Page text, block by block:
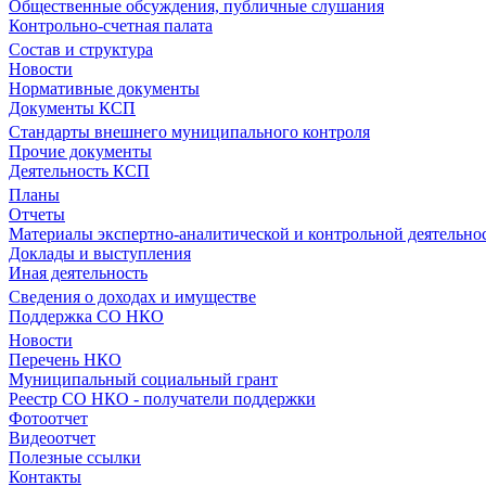
Общественные обсуждения, публичные слушания
Контрольно-счетная палата
Состав и структура
Новости
Нормативные документы
Документы КСП
Стандарты внешнего муниципального контроля
Прочие документы
Деятельность КСП
Планы
Отчеты
Материалы экспертно-аналитической и контрольной
Доклады и выступления
Иная деятельность
Сведения о доходах и имуществе
Поддержка СО НКО
Новости
Перечень НКО
Муниципальный социальный грант
Реестр СО НКО - получатели поддержки
Фотоотчет
Видеоотчет
Полезные ссылки
Контакты